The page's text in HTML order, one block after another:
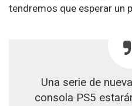
tendremos que esperar un
Una serie de
consola PS5